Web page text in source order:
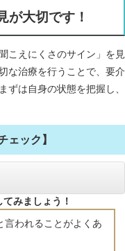
が大切です！
こえにくさのサイン」を見
な治療を行うことで、要介
ずは自身の状態を把握し、
ェック】
みましょう！
言われることがよくあ